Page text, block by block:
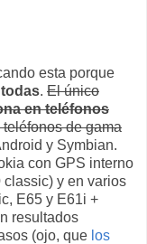
esta porque
. El único
en teléfonos
de gama
y Symbian.
con GPS interno
classic) y en varios
E65 y E61i +
resultados
(ojo, que los